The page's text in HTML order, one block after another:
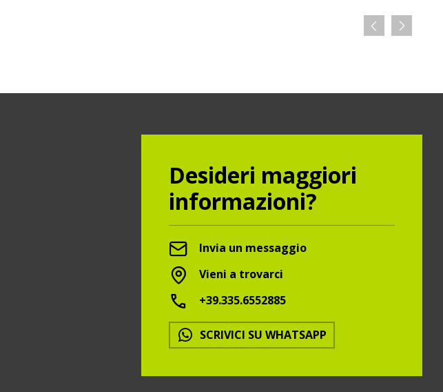
Desideri maggiori
informazioni?
Invia un messaggio
Vieni a trovarci
+39.335.6552885
SCRIVICI SU WHATSAPP